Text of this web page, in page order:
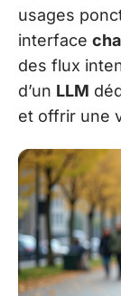
usages
interface
des flux
d’un LLM
et offrir une